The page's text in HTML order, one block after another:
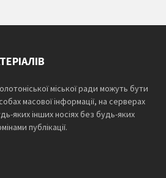
міської ради можуть бути
масової інформації, на серверах
яких інших носіях без будь-яких
публікації.